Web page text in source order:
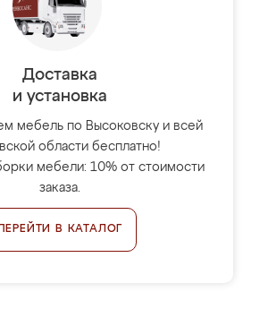
Доставка
и установка
мебель по Высоковску и всей
области бесплатно!
мебели: 10% от стоимости
заказа.
ПЕРЕЙТИ В КАТАЛОГ